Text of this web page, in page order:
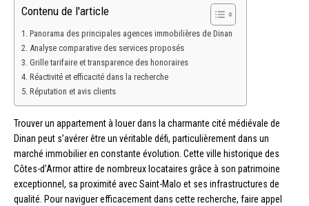
Contenu de l'article
Panorama des principales agences immobilières de Dinan
Analyse comparative des services proposés
Grille tarifaire et transparence des honoraires
Réactivité et efficacité dans la recherche
Réputation et avis clients
Trouver un appartement à louer dans la charmante cité médiévale de
Dinan peut s’avérer être un véritable défi, particulièrement dans un
marché immobilier en constante évolution. Cette ville historique des
Côtes-d’Armor attire de nombreux locataires grâce à son patrimoine
exceptionnel, sa proximité avec Saint-Malo et ses infrastructures de
qualité. Pour naviguer efficacement dans cette recherche, faire appel